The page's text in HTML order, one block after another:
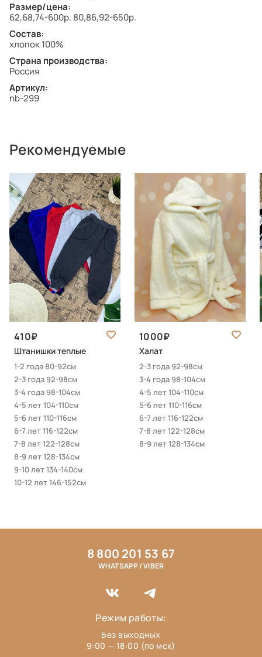
Размер/цена:
62,68,74-600р. 80,86,92-650р.
Состав:
хлопок 100%
Страна производства:
Россия
Артикул:
nb-299
Рекомендуемые
410
Штанишки теплые
1-2 года 80-92см
2-3 года 92-98см
3-4 года 98-104см
4-5 лет 104-110см
5-6 лет 110-116см
6-7 лет 116-122см
7-8 лет 122-128см
8-9 лет 128-134см
9-10 лет 134-140см
10-12 лет 146-152см
1000
Халат
2-3 года 92-98см
3-4 года 98-104см
4-5 лет 104-110см
5-6 лет 110-116см
6-7 лет 116-122см
7-8 лет 122-128см
8-9 лет 128-134см
8 800 201 53 67
WHATSAPP / VIBER
Режим работы:
Без выходных
9:00 — 18:00 (по мск)